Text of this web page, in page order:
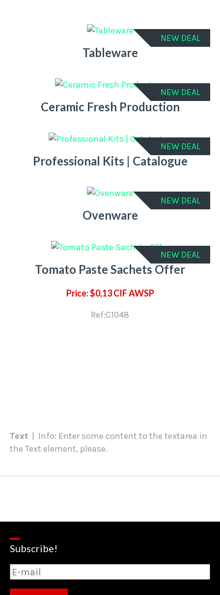
Tableware
NEW DEAL
Ceramic Fresh Production
NEW DEAL
Professional Kits | Catalogue
NEW DEAL
Ovenware
NEW DEAL
Tomato Paste Sachets Offer
Price: $0,13 CIF AWSP
Ref:C1048
NEW DEAL
Text | Info: Enter some content to the textarea in
the Text element, please.
Subscribe!